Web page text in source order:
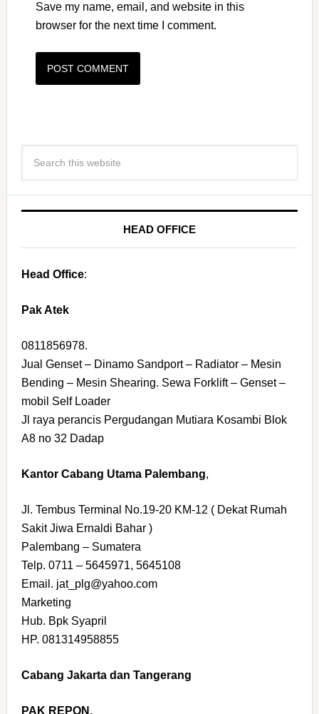
Save my name, email, and website in this
browser for the next time I comment.
HEAD OFFICE
Head Office:
Pak Atek
0811856978.
Jual Genset – Dinamo Sandport – Radiator – Mesin
Bending – Mesin Shearing. Sewa Forklift – Genset –
mobil Self Loader
Jl raya perancis Pergudangan Mutiara Kosambi Blok
A8 no 32 Dadap
Kantor Cabang Utama Palembang,
Jl. Tembus Terminal No.19-20 KM-12 ( Dekat Rumah
Sakit Jiwa Ernaldi Bahar )
Palembang – Sumatera
Telp. 0711 – 5645971, 5645108
Email. jat_plg@yahoo.com
Marketing
Hub. Bpk Syapril
HP. 081314958855
Cabang Jakarta dan Tangerang
PAK REPON,